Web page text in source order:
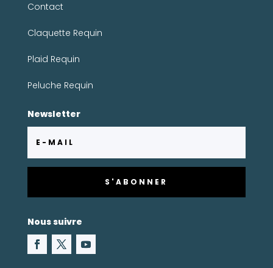
Contact
Claquette Requin
Plaid Requin
Peluche Requin
Newsletter
S'ABONNER
Nous suivre